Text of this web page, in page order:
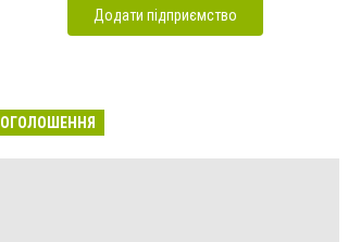
Додати підприємство
ОГОЛОШЕННЯ